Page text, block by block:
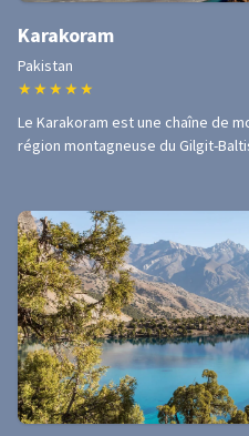
Karakoram
Pakistan
★ ★ ★ ★ ★
Le Karakoram est une chaîne de
région montagneuse du Gilgit-